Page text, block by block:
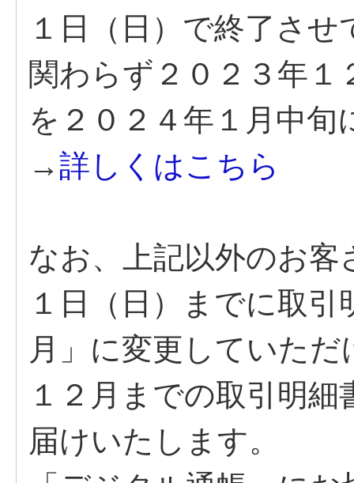
１日（日）で終了さ
関わらず２０２３年１
を２０２４年１月中
→詳しくはこちら
なお、上記以外のお客
１日（日）までに取
月」に変更していた
１２月までの取引明
届けいたします。